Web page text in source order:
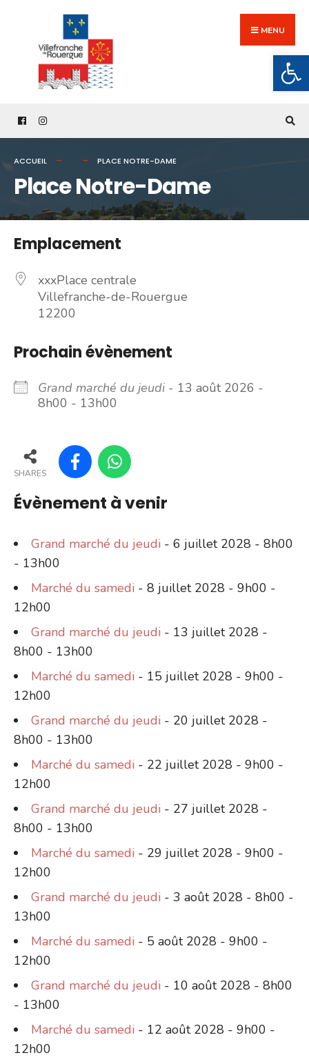
content
MENU
ACCUEIL PLACE NOTRE-DAME
Place Notre-Dame
Emplacement
xxxPlace centrale
Villefranche-de-Rouergue
12200
Prochain évènement
Grand marché du jeudi - 13 août 2026 -
8h00 - 13h00
SHARES
Évènement à venir
Grand marché du jeudi - 6 juillet 2028 - 8h00
- 13h00
Marché du samedi - 8 juillet 2028 - 9h00 -
12h00
Grand marché du jeudi - 13 juillet 2028 -
8h00 - 13h00
Marché du samedi - 15 juillet 2028 - 9h00 -
12h00
Grand marché du jeudi - 20 juillet 2028 -
8h00 - 13h00
Marché du samedi - 22 juillet 2028 - 9h00 -
12h00
Grand marché du jeudi - 27 juillet 2028 -
8h00 - 13h00
Marché du samedi - 29 juillet 2028 - 9h00 -
12h00
Grand marché du jeudi - 3 août 2028 - 8h00 -
13h00
Marché du samedi - 5 août 2028 - 9h00 -
12h00
Grand marché du jeudi - 10 août 2028 - 8h00
- 13h00
Marché du samedi - 12 août 2028 - 9h00 -
12h00